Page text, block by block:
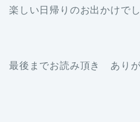
楽しい日帰りのお出かけで
最後までお読み頂き あり